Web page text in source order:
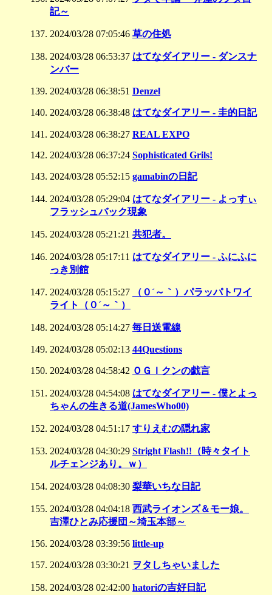
記～
2024/03/28 07:05:46 草の住処
2024/03/28 06:53:37 はてなダイアリー - ダンスナ
ンバー
2024/03/28 06:38:51 Denzel
2024/03/28 06:38:48 はてなダイアリー - 圭的日記
2024/03/28 06:38:27 REAL EXPO
2024/03/28 06:37:24 Sophisticated Grils!
2024/03/28 05:52:15 gamabinの日記
2024/03/28 05:29:04 はてなダイアリー - よっすぃ
フラッシュバック現象
2024/03/28 05:21:21 共犯者。
2024/03/28 05:17:11 はてなダイアリー - ふにふに
っき別館
2024/03/28 05:15:27
（０´～｀）パラッパトワイ
ライト（０´～｀）
2024/03/28 05:14:27 毎日送電線
2024/03/28 05:02:13 44Questions
2024/03/28 04:58:42 ＯＧＩクンの戯言
2024/03/28 04:54:08 はてなダイアリー - 僕とよっ
ちゃんの生きる道(JamesWho00)
2024/03/28 04:51:17 すりえむの隠れ家
2024/03/28 04:30:29 Stright Flash!!（時々タイト
ルチェンジあり。ｗ）
2024/03/28 04:08:30 梨華いちな日記
2024/03/28 04:04:18 西武ライオンズ＆モー娘。
吉澤ひとみ応援団～埼玉本部～
2024/03/28 03:39:56 little-up
2024/03/28 03:30:21 ヲタしちゃいました
2024/03/28 02:42:00 hatoriの吉好日記